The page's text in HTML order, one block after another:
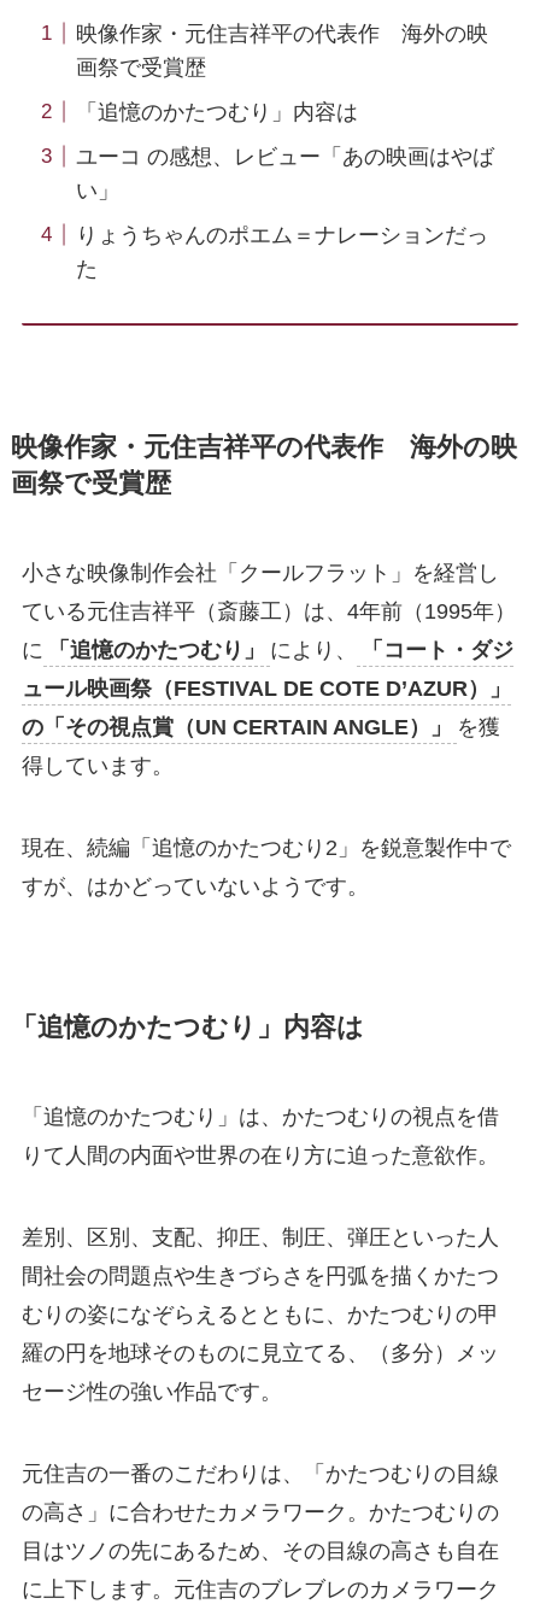
映像作家・元住吉祥平の代表作 海外の映
画祭で受賞歴
「追憶のかたつむり」内容は
ユーコ の感想、レビュー「あの映画はやば
い」
りょうちゃんのポエム＝ナレーションだっ
た
映像作家・元住吉祥平の代表作 海外の映
画祭で受賞歴
小さな映像制作会社「クールフラット」を経営し
ている元住吉祥平（斎藤工）は、4年前（1995年）
に
「追憶のかたつむり」 により、
「コート・ダジ
ュール映画祭（FESTIVAL DE COTE D’AZUR）」
の「その視点賞（UN CERTAIN ANGLE）」
を獲
得しています。
現在、続編「追憶のかたつむり2」を鋭意製作中で
すが、はかどっていないようです。
「追憶のかたつむり」内容は
「追憶のかたつむり」は、かたつむりの視点を借
りて人間の内面や世界の在り方に迫った意欲作。
差別、区別、支配、抑圧、制圧、弾圧といった人
間社会の問題点や生きづらさを円弧を描くかたつ
むりの姿になぞらえるとともに、かたつむりの甲
羅の円を地球そのものに見立てる、（多分）メッ
セージ性の強い作品です。
元住吉の一番のこだわりは、「かたつむりの目線
の高さ」に合わせたカメラワーク。かたつむりの
目はツノの先にあるため、その目線の高さも自在
に上下します。元住吉のブレブレのカメラワーク